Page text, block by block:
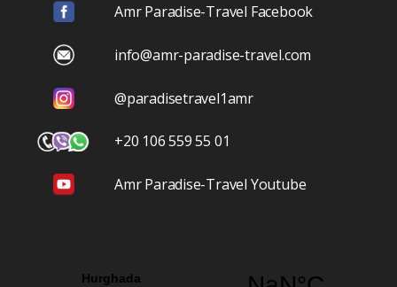
Amr Paradise-Travel Facebook
info@amr-paradise-travel.com
@paradisetravel1amr
+20 106 559 55 01
Amr Paradise-Travel Youtube